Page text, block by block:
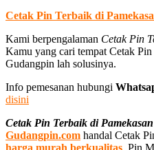
Cetak Pin Terbaik di
Kami berpengalaman Cetak Pin
Kamu yang cari tempat Cetak
Gudangpin lah solusinya.
Info pemesanan hubungi
disini
Cetak Pin Terbaik di Pamekasan
Gudangpin.com handal Cetak
harga murah berkualitas . Pin